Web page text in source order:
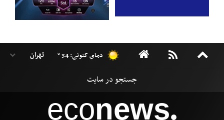
دمای کنونی: 34 °
econews●